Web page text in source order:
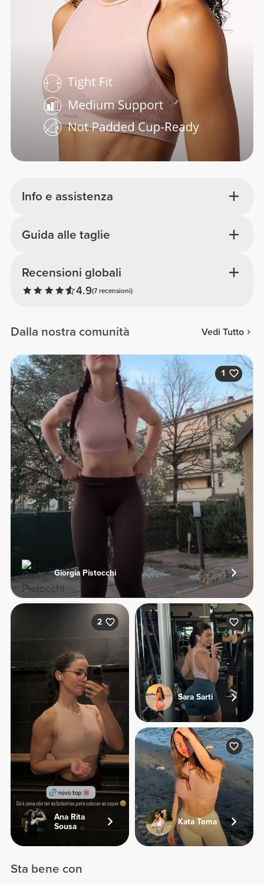
Info e assistenza
Recensioni globali
4.9(7 recensioni)
Guida alle taglie
Dalla nostra comunità Vedi Tutto
1
Giorgia Pistocchi
2
Ana Rita
Sousa
Sara Sarti
Kata Toma
Sta bene con